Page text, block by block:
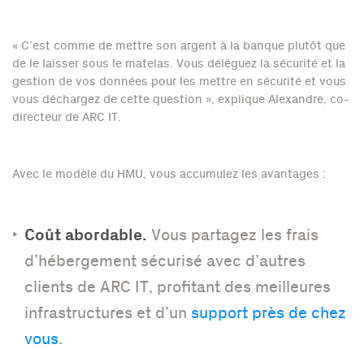
« C’est comme de mettre son argent à la banque plutôt que
de le laisser sous le matelas. Vous déléguez la sécurité et la
gestion de vos données pour les mettre en sécurité et vous
vous déchargez de cette question », explique Alexandre, co-
directeur de ARC IT.
Avec le modèle du HMU, vous accumulez les avantages :
Coût abordable. Vous partagez les frais
d’hébergement sécurisé avec d’autres
clients de ARC IT, profitant des meilleures
infrastructures et d’un support près de chez
vous.